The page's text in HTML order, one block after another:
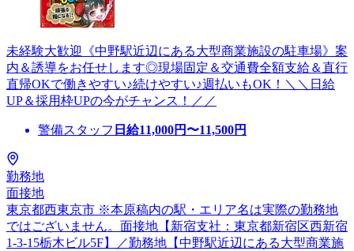
未経験大歓迎《中野駅近辺にある大型商業施設の駐車場》案
内＆誘導をお任せします◎現場固定＆交通費全額支給＆直行
直帰OKで働きやすい♪続けやすい♪週払いもOK！＼＼日給
UP＆採用枠UPの今がチャンス！／／
警備スタッフ 日給11,000円〜11,500円
勤務地
面接地
東京都西東京市 ※本原稿内の駅・エリア名は実際の勤務地
ではございません。面接地【新宿支社：東京都新宿区西新宿
1-3-15栃木ビル5F】／勤務地【中野駅近辺にある大型商業施